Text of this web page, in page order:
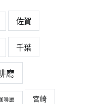
佐賀
千葉
廳
啡廳 宮崎